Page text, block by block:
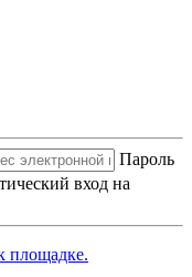
Пароль
вход на
площадке.